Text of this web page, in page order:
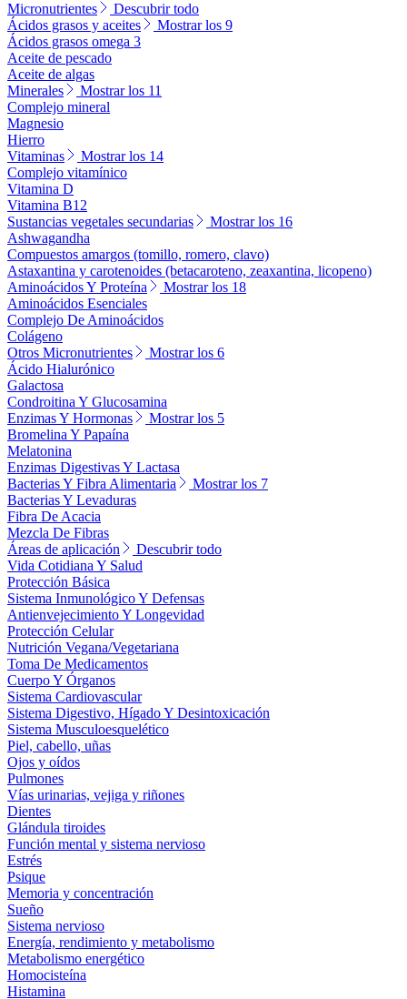
Micronutrientes
Descubrir todo
Ácidos grasos y aceites
Mostrar los 9
Ácidos grasos omega 3
Aceite de pescado
Aceite de algas
Minerales
Mostrar los 11
Complejo mineral
Magnesio
Hierro
Vitaminas
Mostrar los 14
Complejo vitamínico
Vitamina D
Vitamina B12
Sustancias vegetales secundarias
Mostrar los 16
Ashwagandha
Compuestos amargos (tomillo, romero, clavo)
Astaxantina y carotenoides (betacaroteno, zeaxantina, licopeno)
Aminoácidos Y Proteína
Mostrar los 18
Aminoácidos Esenciales
Complejo De Aminoácidos
Colágeno
Otros Micronutrientes
Mostrar los 6
Ácido Hialurónico
Galactosa
Condroitina Y Glucosamina
Enzimas Y Hormonas
Mostrar los 5
Bromelina Y Papaína
Melatonina
Enzimas Digestivas Y Lactasa
Bacterias Y Fibra Alimentaria
Mostrar los 7
Bacterias Y Levaduras
Fibra De Acacia
Mezcla De Fibras
Áreas de aplicación
Descubrir todo
Vida Cotidiana Y Salud
Protección Básica
Sistema Inmunológico Y Defensas
Antienvejecimiento Y Longevidad
Protección Celular
Nutrición Vegana/Vegetariana
Toma De Medicamentos
Cuerpo Y Órganos
Sistema Cardiovascular
Sistema Digestivo, Hígado Y Desintoxicación
Sistema Musculoesquelético
Piel, cabello, uñas
Ojos y oídos
Pulmones
Vías urinarias, vejiga y riñones
Dientes
Glándula tiroides
Función mental y sistema nervioso
Estrés
Psique
Memoria y concentración
Sueño
Sistema nervioso
Energía, rendimiento y metabolismo
Metabolismo energético
Homocisteína
Histamina